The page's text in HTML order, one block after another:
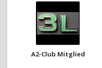
A2-Club Mitglied